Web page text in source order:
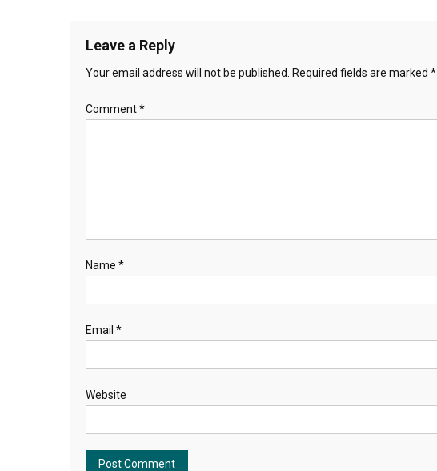
Leave a Reply
Your email address will not be published. Required fields are marked *
Comment*
Name *
Email *
Website